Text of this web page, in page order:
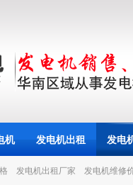
机 发电机出租 发电
发电机出租厂家 发电机维修